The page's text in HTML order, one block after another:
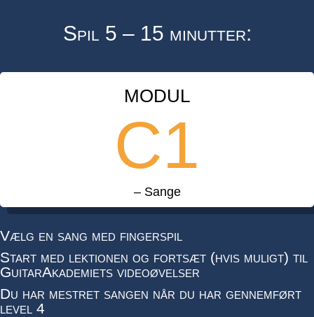
Spil 5 – 15 minutter:
MODUL
C1
– Sange
Vælg en sang med fingerspil
Start med lektionen og fortsæt (hvis muligt) til
GuitarAkademiets videoøvelser
Du har mestret sangen når du har gennemført
level 4